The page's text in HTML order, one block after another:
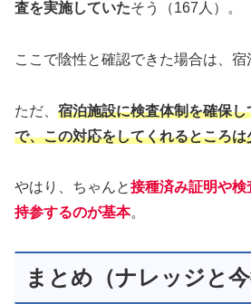
査を実施していたそう（167人）。
ここで陰性と確認できた場合は、宿
ただ、 宿泊施設に検査体制を確保
で、この対応をしてくれるところ
やはり、ちゃんと接種済み証明や
持参するのが基本。
まとめ（ナレッジと今